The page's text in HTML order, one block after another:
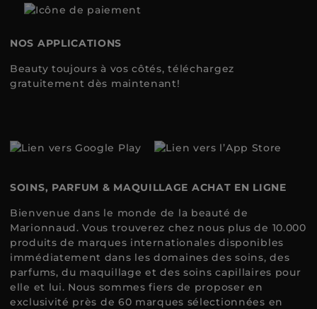
NOS APPLICATIONS
Beauty toujours à vos côtés, téléchargez
gratuitement dès maintenant!
SOINS, PARFUM & MAQUILLAGE ACHAT EN LIGNE
Bienvenue dans le monde de la beauté de
Marionnaud. Vous trouverez chez nous plus de 10.000
produits de marques internationales disponibles
immédiatement dans les domaines des soins, des
parfums, du maquillage et des soins capillaires pour
elle et lui. Nous sommes fiers de proposer en
exclusivité près de 60 marques sélectionnées en